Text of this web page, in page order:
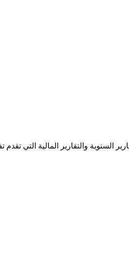
السنوية والتقارير المالية التي